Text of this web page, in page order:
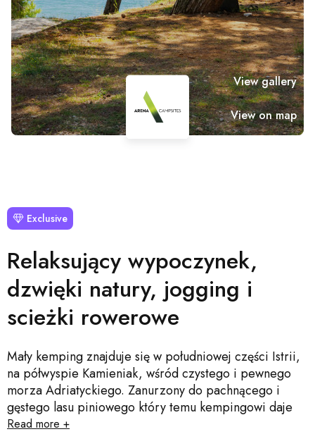
View gallery
View on map
Exclusive
Relaksujący wypoczynek,
dzwięki natury, jogging i
scieżki rowerowe
Mały kemping znajduje się w południowej części Istrii,
na półwyspie Kamieniak, wśród czystego i pewnego
morza Adriatyckiego. Zanurzony do pachnącego i
gęstego lasu piniowego który temu kempingowi daje
uczucie prywatności.
Read more +